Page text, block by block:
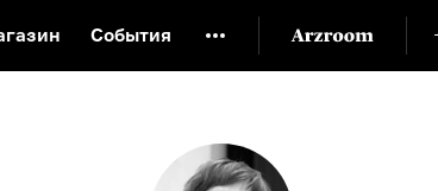
События
Русская литература XX века